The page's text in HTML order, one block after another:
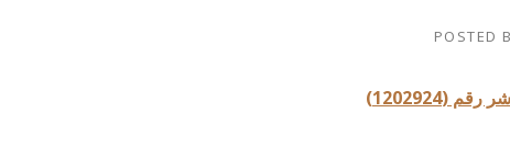
POSTED
(1202924)